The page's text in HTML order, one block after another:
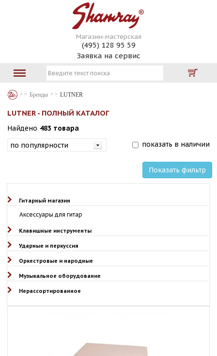
Магазин-мастерская
(495) 128 95 59
Заявка на сервис
Бренды LUTNER
LUTNER - ПОЛНЫЙ КАТАЛОГ
Найдено 483 товара
показать в наличии
Показать фильтр
Гитарный магазин
Аксессуары для гитар
Клавишные инструменты
Ударные и перкуссия
Оркестровые и народные
Музыкальное оборудование
Нерассортированное